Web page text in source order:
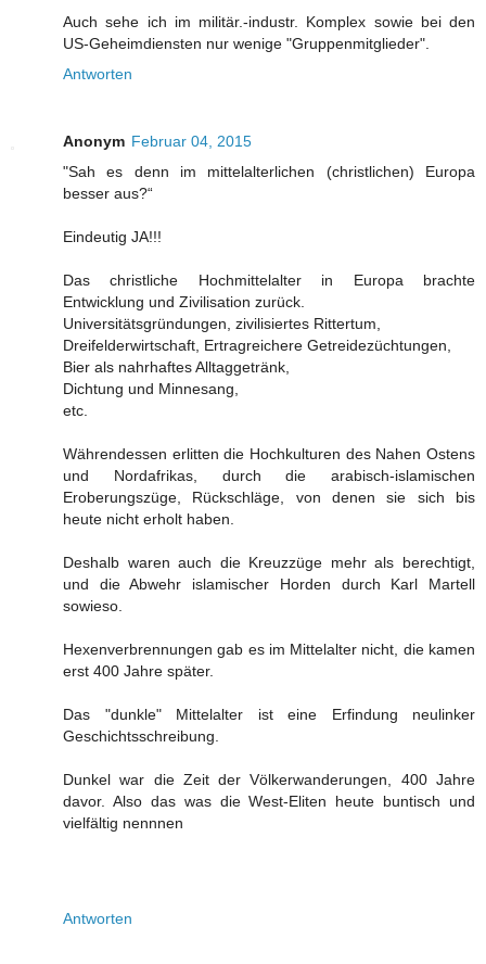
Auch sehe ich im militär.-industr. Komplex sowie bei den
US-Geheimdiensten nur wenige "Gruppenmitglieder".
Antworten
Anonym Februar 04, 2015
"Sah es denn im mittelalterlichen (christlichen) Europa
besser aus?“
Eindeutig JA!!!
Das christliche Hochmittelalter in Europa brachte
Entwicklung und Zivilisation zurück.
Universitätsgründungen, zivilisiertes Rittertum,
Dreifelderwirtschaft, Ertragreichere Getreidezüchtungen,
Bier als nahrhaftes Alltaggetränk,
Dichtung und Minnesang,
etc.
Währendessen erlitten die Hochkulturen des Nahen Ostens
und Nordafrikas, durch die arabisch-islamischen
Eroberungszüge, Rückschläge, von denen sie sich bis
heute nicht erholt haben.
Deshalb waren auch die Kreuzzüge mehr als berechtigt,
und die Abwehr islamischer Horden durch Karl Martell
sowieso.
Hexenverbrennungen gab es im Mittelalter nicht, die kamen
erst 400 Jahre später.
Das "dunkle" Mittelalter ist eine Erfindung neulinker
Geschichtsschreibung.
Dunkel war die Zeit der Völkerwanderungen, 400 Jahre
davor. Also das was die West-Eliten heute buntisch und
vielfältig nennnen
Antworten